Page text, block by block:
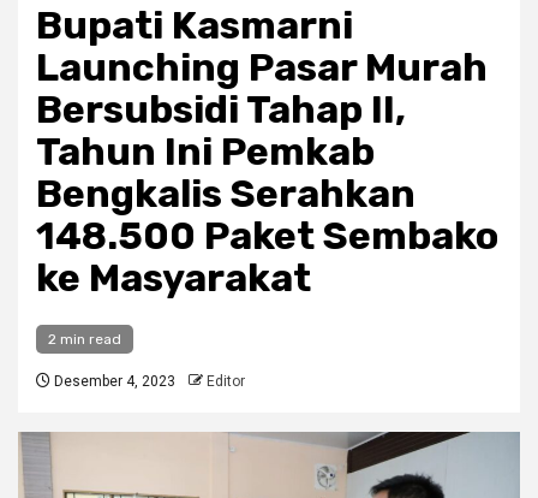
Bupati Kasmarni
Launching Pasar Murah
Bersubsidi Tahap II,
Tahun Ini Pemkab
Bengkalis Serahkan
148.500 Paket Sembako
ke Masyarakat
2 min read
Desember 4, 2023 Editor